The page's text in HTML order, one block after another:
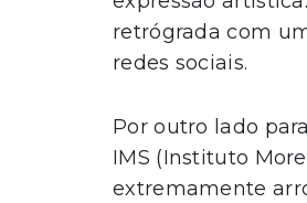
retrógrada com
redes sociais.
Por outro lado
IMS (Instituto
extremamente